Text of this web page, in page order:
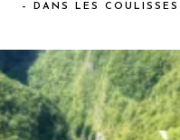
– DANS LES COULISSES